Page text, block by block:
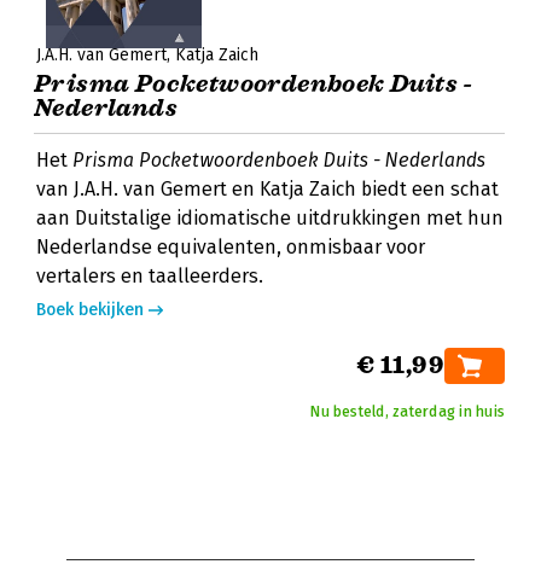
J.A.H. van Gemert Katja Zaich
Prisma Pocketwoordenboek Duits -
Nederlands
Het Prisma Pocketwoordenboek Duits - Nederlands
van J.A.H. van Gemert en Katja Zaich biedt een schat
aan Duitstalige idiomatische uitdrukkingen met hun
Nederlandse equivalenten, onmisbaar voor
vertalers en taalleerders.
Boek bekijken
€ 11,99
Nu besteld, zaterdag in huis